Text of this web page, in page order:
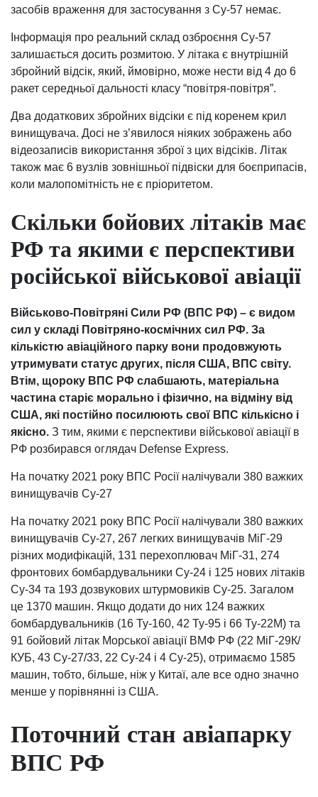
засобів враження для застосування з Су-57 немає.
Інформація про реальний склад озброєння Су-57
залишається досить розмитою. У літака є внутрішній
збройний відсік, який, ймовірно, може нести від 4 до 6
ракет середньої дальності класу “повітря-повітря”.
Два додаткових збройних відсіки є під коренем крил
винищувача. Досі не з’явилося ніяких зображень або
відеозаписів використання зброї з цих відсіків. Літак
також має 6 вузлів зовнішньої підвіски для боєприпасів,
коли малопомітність не є пріоритетом.
Скільки бойових літаків має
РФ та якими є перспективи
російської військової авіації
Військово-Повітряні Сили РФ (ВПС РФ) – є видом
сил у складі Повітряно-космічних сил РФ. За
кількістю авіаційного парку вони продовжують
утримувати статус других, після США, ВПС світу.
Втім, щороку ВПС РФ слабшають, матеріальна
частина старіє морально і фізично, на відміну від
США, які постійно посилюють свої ВПС кількісно і
якісно. З тим, якими є перспективи військової авіації в
РФ розбирався оглядач Defense Express.
На початку 2021 року ВПС Росії налічували 380 важких
винищувачів Су-27
На початку 2021 року ВПС Росії налічували 380 важких
винищувачів Су-27, 267 легких винищувачів МіГ-29
різних модифікацій, 131 перехоплювач МіГ-31, 274
фронтових бомбардувальники Су-24 і 125 нових літаків
Су-34 та 193 дозвукових штурмовиків Су-25. Загалом
це 1370 машин. Якщо додати до них 124 важких
бомбардувальників (16 Ту-160, 42 Ту-95 і 66 Ту-22М) та
91 бойовий літак Морської авіації ВМФ РФ (22 МіГ-29К/
КУБ, 43 Су-27/33, 22 Су-24 і 4 Су-25), отримаємо 1585
машин, тобто, більше, ніж у Китаї, але все одно значно
менше у порівнянні із США.
Поточний стан авіапарку
ВПС РФ